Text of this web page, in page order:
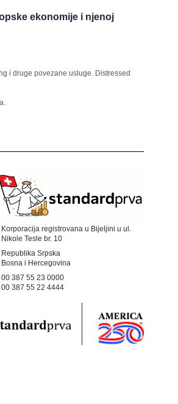
ekonomije i njenoj
i druge povezane usluge. Distressed
Korporacija registrovana u Bijeljini u ul.
Nikole Tesle br. 10
Republika Srpska
Bosna i Hercegovina
00 387 55 23 0000
00 387 55 22 4444